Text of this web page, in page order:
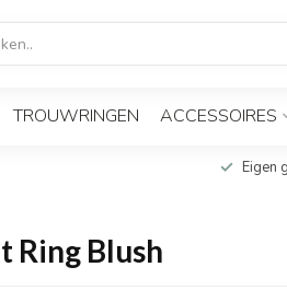
TROUWRINGEN ACCESSOIRES
Eigen
Ring Blush